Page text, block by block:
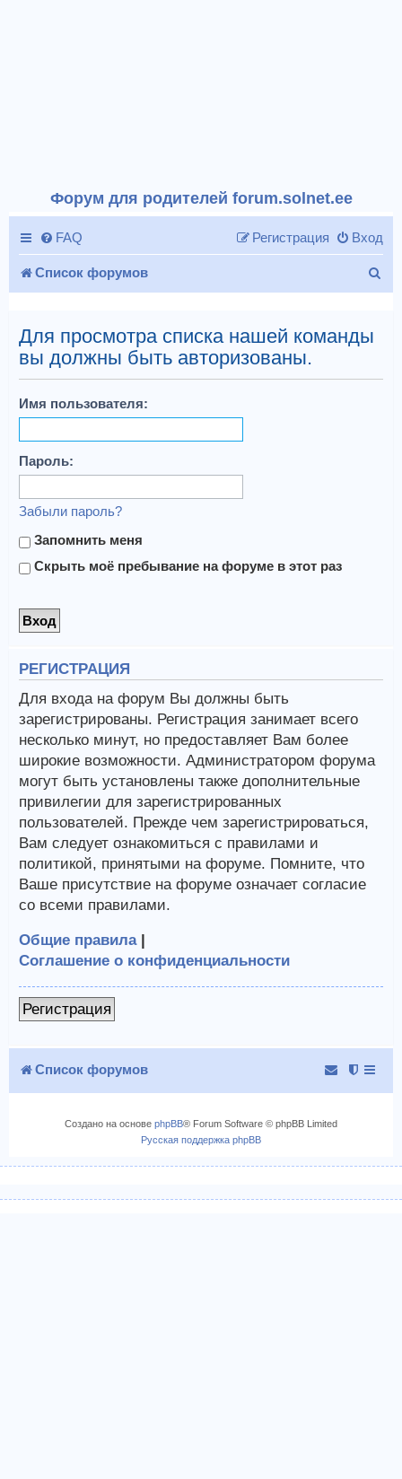
Форум для родителей forum.solnet.ee
FAQ Вход
Регистрация
Список форумов
Для просмотра списка нашей команды
вы должны быть авторизованы.
Имя пользователя:
Пароль:
Забыли пароль?
Запомнить меня
Скрыть моё пребывание на форуме в этот раз
РЕГИСТРАЦИЯ
Для входа на форум Вы должны быть
зарегистрированы. Регистрация занимает всего
несколько минут, но предоставляет Вам более
широкие возможности. Администратором форума
могут быть установлены также дополнительные
привилегии для зарегистрированных
пользователей. Прежде чем зарегистрироваться,
Вам следует ознакомиться с правилами и
политикой, принятыми на форуме. Помните, что
Ваше присутствие на форуме означает согласие
со всеми правилами.
Общие правила|
Соглашение о конфиденциальности
Регистрация
Список форумов
Создано на основе phpBB® Forum Software © phpBB Limited
Русская поддержка phpBB